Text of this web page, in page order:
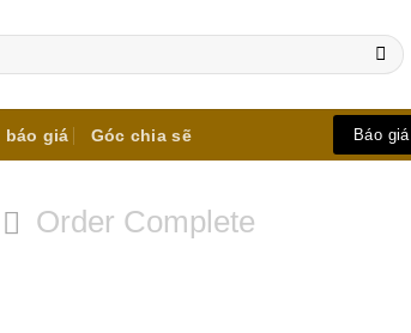
báo giá Góc chia sẽ Báo giá
Order Complete